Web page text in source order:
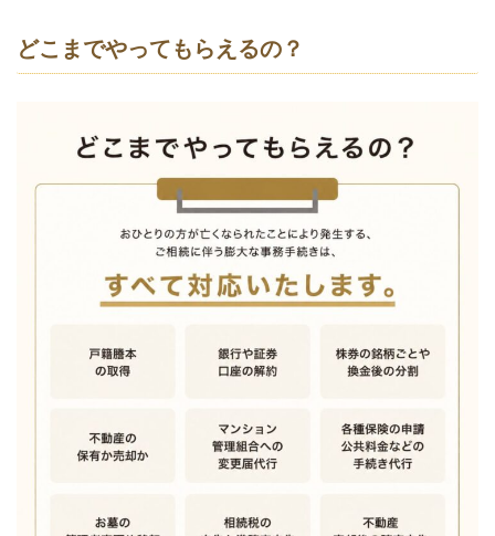
どこまでやってもらえるの？